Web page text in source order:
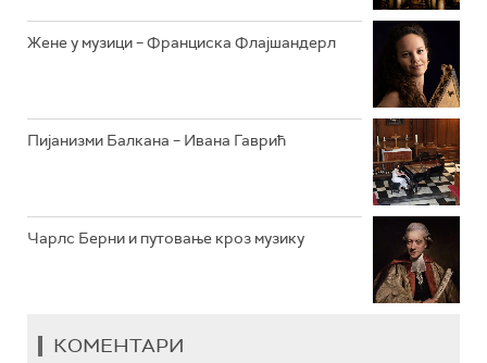
Жене у музици – Франциска Флајшандерл
Пијанизми Балкана – Ивана Гаврић
Чарлс Берни и путовање кроз музику
КОМЕНТАРИ